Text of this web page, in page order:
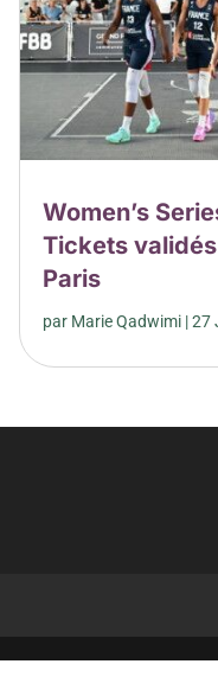
Women’s
Tickets
Paris
par Marie Qadwimi|27